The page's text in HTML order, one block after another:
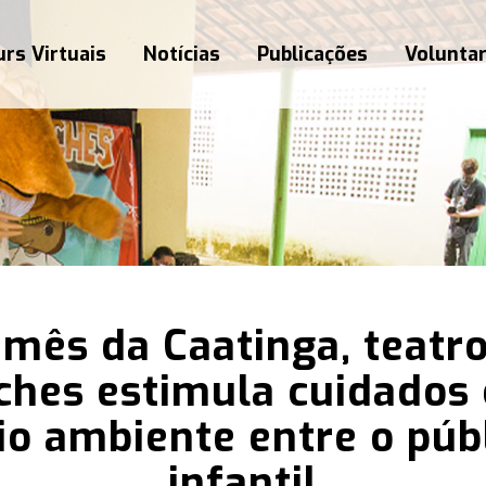
Virtuais Notícias Publicações
da Caatinga,
estimula cuidados
ambiente entre o